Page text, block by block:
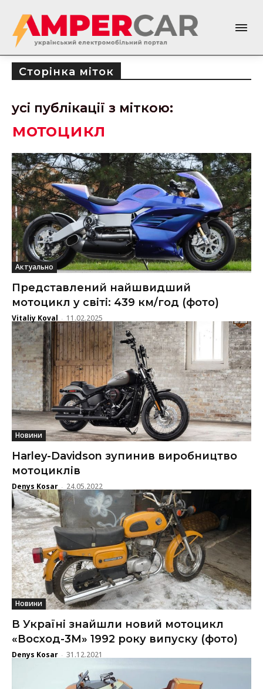
Сторінка міток
усі публікації з міткою:
мотоцикл
Актуально
Представлений найшвидший
мотоцикл у світі: 439 км/год (фото)
Vitaliy Koval - 11.02.2025
Новини
Harley-Davidson зупинив виробництво
мотоциклів
Denys Kosar - 24.05.2022
Новини
В Україні знайшли новий мотоцикл
«Восход-3М» 1992 року випуску (фото)
Denys Kosar - 31.12.2021